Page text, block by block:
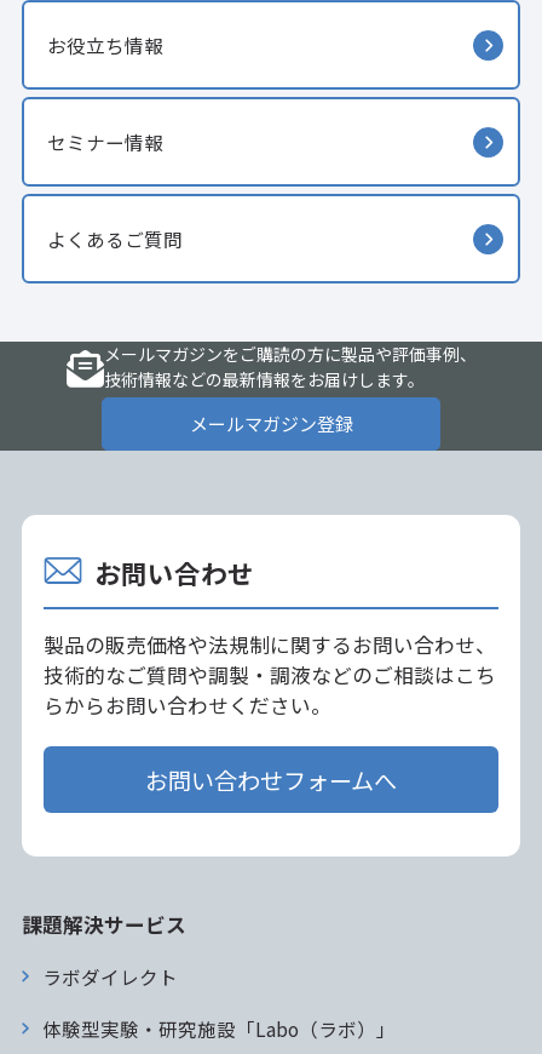
お役立ち情報
セミナー情報
よくあるご質問
メールマガジンをご購読の方に製品や評価事例、
技術情報などの最新情報をお届けします。
メールマガジン登録
お問い合わせ
製品の販売価格や法規制に関するお問い合わせ、
技術的なご質問や調製・調液などのご相談はこち
らからお問い合わせください。
お問い合わせフォームへ
課題解決サービス
ラボダイレクト
体験型実験・研究施設「Labo（ラボ）」